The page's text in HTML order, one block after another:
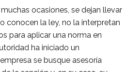
ocasiones, se dejan llevar
conocen la ley, no la interpretan
para aplicar una norma en
ha iniciado un
se busque asesoría